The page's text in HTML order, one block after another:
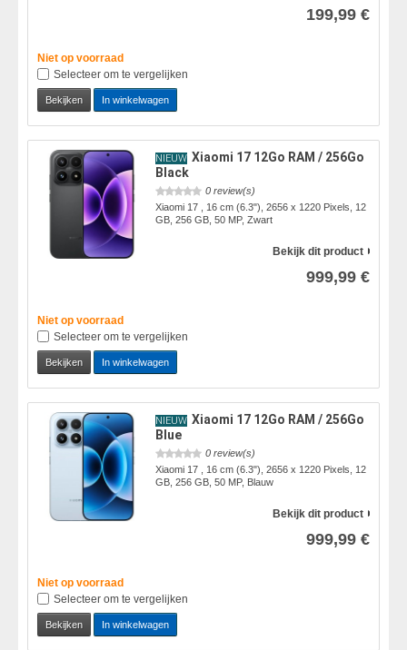
199,99 €
Niet op voorraad
Selecteer om te vergelijken
Bekijken In winkelwagen
NIEUW Xiaomi 17 12Go RAM / 256Go
Black
0 review(s)
Xiaomi 17 , 16 cm (6.3"), 2656 x 1220 Pixels, 12
GB, 256 GB, 50 MP, Zwart
Bekijk dit product
999,99 €
Niet op voorraad
Selecteer om te vergelijken
Bekijken In winkelwagen
NIEUW Xiaomi 17 12Go RAM / 256Go
Blue
0 review(s)
Xiaomi 17 , 16 cm (6.3"), 2656 x 1220 Pixels, 12
GB, 256 GB, 50 MP, Blauw
Bekijk dit product
999,99 €
Niet op voorraad
Selecteer om te vergelijken
Bekijken In winkelwagen